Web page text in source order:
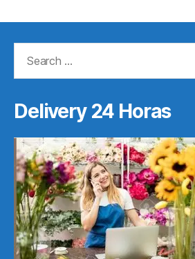
Delivery 24 Horas